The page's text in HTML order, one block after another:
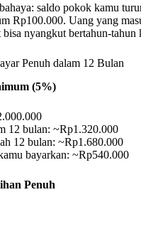
saldo pokok kamu
Rp100.000. Uang yang
nyangkut bertahun-
Penuh dalam 12 Bulan
(5%)
12 bulan: ~Rp1.320.000
12 bulan: ~Rp1.680.000
bayarkan: ~Rp540.000
Penuh